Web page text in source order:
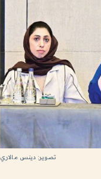
تصوير: دينس مالاري